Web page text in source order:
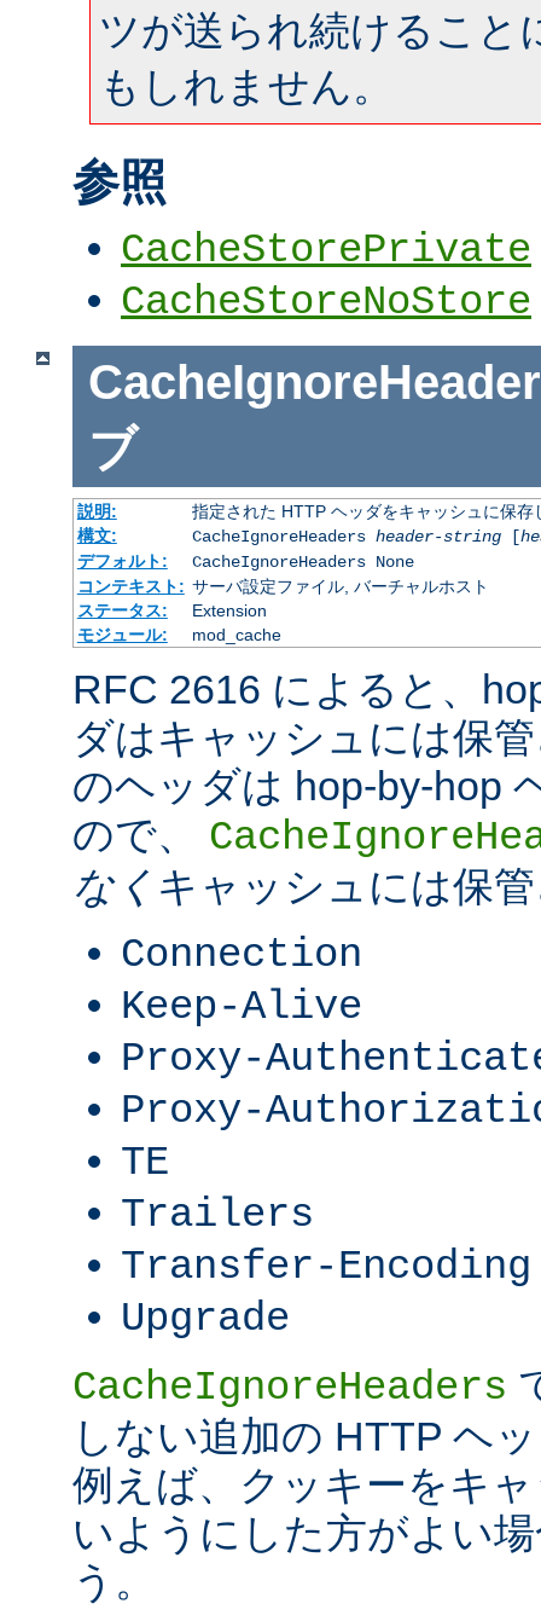
ツが送られ続けること
もしれません。
参照
CacheStorePrivate
CacheStoreNoStore
ブ
説明:
指定された HTTP ヘッダをキャッシュに保存
構文:
CacheIgnoreHeaders header-string[
デフォルト:
CacheIgnoreHeaders None
コンテキスト: サーバ設定ファイル, バーチャルホスト
ステータス:
Extension
モジュール:
mod_cache
RFC 2616 によると、
ダはキャッシュには保
のヘッダは hop-by-hop
ので、
なく キャッシュには保
Connection
Keep-Alive
Proxy-
Proxy-
TE
Trailers
Transfer-Encoding
Upgrade
CacheIgnoreHeaders
しない追加の HTTP ヘ
例えば、クッキーをキ
いようにした方がよい
う。